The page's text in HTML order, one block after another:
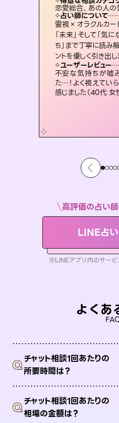
恋愛総合、あの人
占い師について
霊視×オラクルカー
「未来」そして「気
ち」まで丁寧に読み
ントを優しく引き出し
ユーザーレビュー
不安な気持ちが嘘
た…！よく視えてい
感じました（40代 女
恋愛総合、片想
占い師につい
復縁、恋愛、不
思い、仕事関係
いことや心の負
紐解き、背中をそ
ユーザーレビ
安心感のあり、
さない鑑定のお
持ちを整えられ
得意な相
出逢い、片
占い師に
未来には何
ます。不安
たの素敵な
選択できる
ユーザーレ
職場の人の
本当によく視
打てて前向き
得意
片想い
占い
恋愛のお悩みの中でも特に「曖昧な関係
ユーザー
鑑定して
動すると
とうござ
得
片想
占
連絡
多数
験が
い未来
ユーザ
とても
らは何
しゃるん
ス
片占
占術
かう
体的
ユー
複雑な
いただ
た（50
高評価の占い
LINE占
※LINEアプリ内のサービ
よくあ
Qチャット相談1回あたりの
所要時間は？
Qチャット相談1回あたりの
相場の金額は？